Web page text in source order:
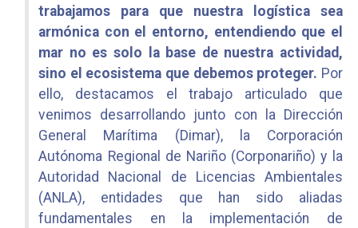
trabajamos para que nuestra logística sea
armónica con el entorno, entendiendo que el
mar no es solo la base de nuestra actividad,
sino el ecosistema que debemos proteger. Por
ello, destacamos el trabajo articulado que
venimos desarrollando junto con la Dirección
General Marítima (Dimar), la Corporación
Autónoma Regional de Nariño (Corponariño) y la
Autoridad Nacional de Licencias Ambientales
(ANLA), entidades que han sido aliadas
fundamentales en la implementación de